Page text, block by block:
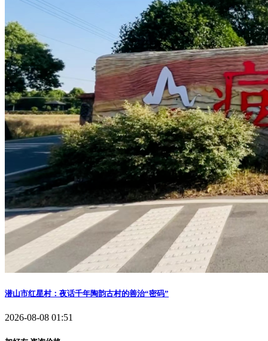
潜山市红星村：夜话千年陶韵古村的善治“密码”
2026-08-08 01:51